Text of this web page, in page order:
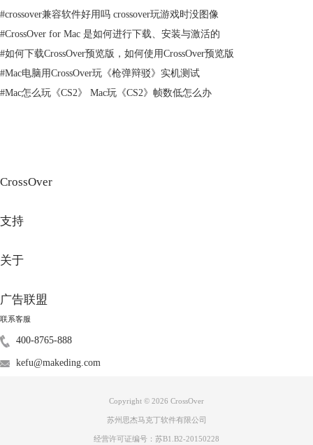
解决了乱码问题，下面我们来看如何勾选游戏配置吧！
二、设置游戏配置
根据下载时选择的容器，找到Steam所在容器，右键容器名称，单击下拉
菜单内“设置”，勾选设置下拉菜单内“为D3D11开启DXVK后端”，下面我
们便可以畅快的玩游戏了（如图4）。
#crossover兼容软件好用吗 crossover玩游戏时没图像
#CrossOver for Mac 是如何进行下载、安装与激活的
#如何下载CrossOver预览版，如何使用CrossOver预览版
#Mac电脑用CrossOver玩《枪弹辩驳》实机测试
#Mac怎么玩《CS2》 Mac玩《CS2》帧数低怎么办
CrossOver
支持
关于
广告联盟
联系客服
400-8765-888
kefu@makeding.com
Copyright © 2026 CrossOver
苏州思杰马克丁软件有限公司
经营许可证编号：苏B1.B2-20150228